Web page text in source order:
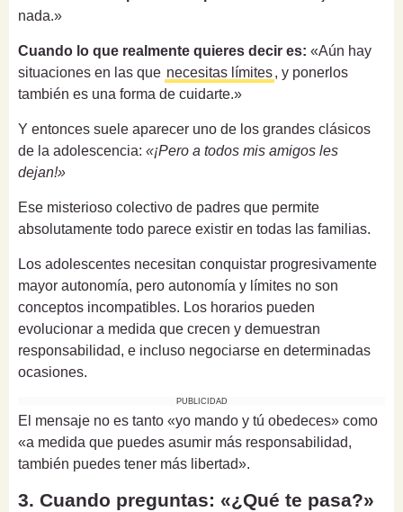
nada.»
Cuando lo que realmente quieres decir es: «Aún hay
situaciones en las que necesitas límites, y ponerlos
también es una forma de cuidarte.»
Y entonces suele aparecer uno de los grandes clásicos
de la adolescencia: «¡Pero a todos mis amigos les
dejan!»
Ese misterioso colectivo de padres que permite
absolutamente todo parece existir en todas las familias.
Los adolescentes necesitan conquistar progresivamente
mayor autonomía, pero autonomía y límites no son
conceptos incompatibles. Los horarios pueden
evolucionar a medida que crecen y demuestran
responsabilidad, e incluso negociarse en determinadas
ocasiones.
PUBLICIDAD
El mensaje no es tanto «yo mando y tú obedeces» como
«a medida que puedes asumir más responsabilidad,
también puedes tener más libertad».
3. Cuando preguntas: «¿Qué te pasa?»